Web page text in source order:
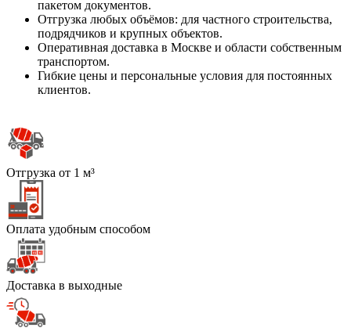
пакетом документов.
Отгрузка любых объёмов: для частного строительства,
подрядчиков и крупных объектов.
Оперативная доставка в Москве и области собственным
транспортом.
Гибкие цены и персональные условия для постоянных
клиентов.
Отгрузка от 1 м³
Оплата удобным способом
Доставка в выходные